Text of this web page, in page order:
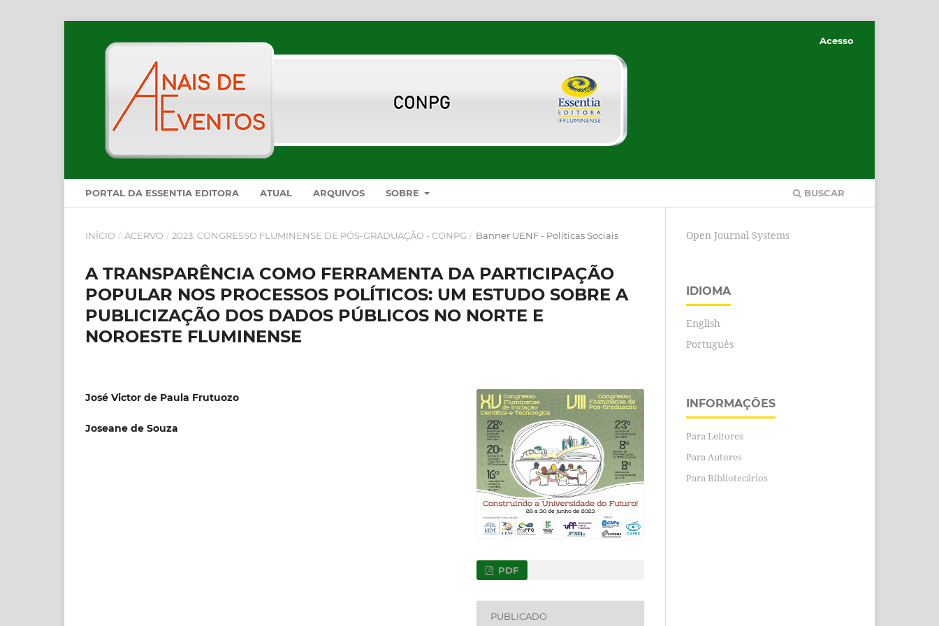
PORTAL DA ESSENTIA EDITORA ATUAL ARQUIVOS SOBRE BUSCAR
Acesso
INÍCIO / ACERVO / 2023: CONGRESSO FLUMINENSE DE PÓS-GRADUAÇÃO - CONPG / Banner UENF - Políticas Sociais
A TRANSPARÊNCIA COMO FERRAMENTA DA PARTICIPAÇÃO
POPULAR NOS PROCESSOS POLÍTICOS: UM ESTUDO SOBRE A
PUBLICIZAÇÃO DOS DADOS PÚBLICOS NO NORTE E
NOROESTE FLUMINENSE
José Victor de Paula Frutuozo
Joseane de Souza
PDF
PUBLICADO
Open Journal Systems
IDIOMA
English
Português
INFORMAÇÕES
Para Leitores
Para Autores
Para Bibliotecários